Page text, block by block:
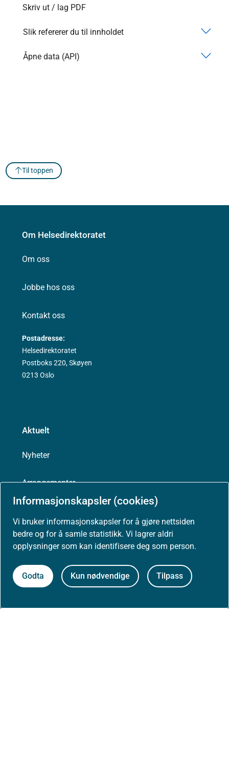
Informasjonskapsler (cookies)
Vi bruker informasjonskapsler for å gjøre nettsiden
bedre og for å samle statistikk. Vi lagrer aldri
opplysninger som kan identifisere deg som person.
Godta Kun nødvendige Tilpass
Skriv ut / lag PDF
Slik refererer du til innholdet
Åpne data (API)
Til toppen
Om Helsedirektoratet
Om oss
Jobbe hos oss
Kontakt oss
Postadresse:
Helsedirektoratet
Postboks 220, Skøyen
0213 Oslo
Aktuelt
Nyheter
Arrangementer
Presse